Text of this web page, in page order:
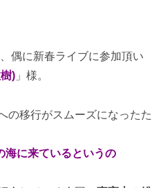
偶に新春ライブに参加頂い
) 」様。
の移行がスムーズになったた
に来ているというの